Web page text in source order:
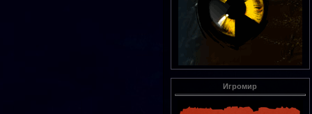
Игромир